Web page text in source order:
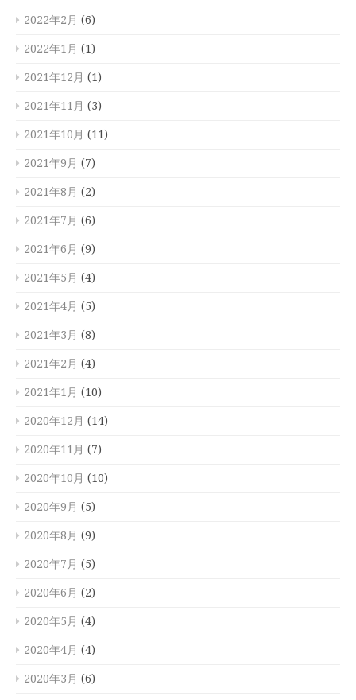
2022年2月 (6)
2022年1月 (1)
2021年12月 (1)
2021年11月 (3)
2021年10月 (11)
2021年9月 (7)
2021年8月 (2)
2021年7月 (6)
2021年6月 (9)
2021年5月 (4)
2021年4月 (5)
2021年3月 (8)
2021年2月 (4)
2021年1月 (10)
2020年12月 (14)
2020年11月 (7)
2020年10月 (10)
2020年9月 (5)
2020年8月 (9)
2020年7月 (5)
2020年6月 (2)
2020年5月 (4)
2020年4月 (4)
2020年3月 (6)